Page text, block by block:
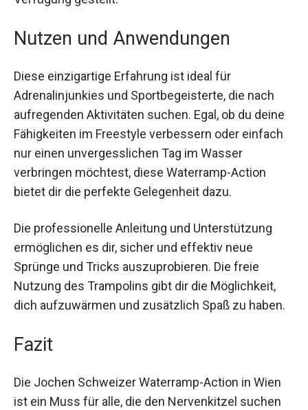
Nutzen und Anwendungen
Diese einzigartige Erfahrung ist ideal für
Adrenalinjunkies und Sportbegeisterte, die nach
aufregenden Aktivitäten suchen. Egal, ob du deine
Fähigkeiten im Freestyle verbessern oder einfach
nur einen unvergesslichen Tag im Wasser
verbringen möchtest, diese Waterramp-Action
bietet dir die perfekte Gelegenheit dazu.
Die professionelle Anleitung und Unterstützung
ermöglichen es dir, sicher und effektiv neue
Sprünge und Tricks auszuprobieren. Die freie
Nutzung des Trampolins gibt dir die Möglichkeit,
dich aufzuwärmen und zusätzlich Spaß zu haben.
Fazit
Die Jochen Schweizer Waterramp-Action in Wien
ist ein Muss für alle, die den Nervenkitzel suchen